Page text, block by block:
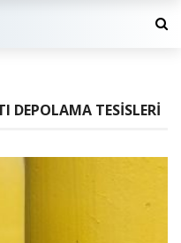
DEPOLAMA TESISLERI